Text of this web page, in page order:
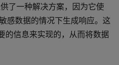
了一种解决方案，因为它使
感数据的情况下生成响应。这
的信息来实现的，从而将数据